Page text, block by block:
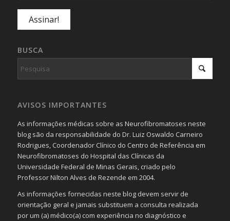
BUSCA
AVISOS IMPORTANTES
As informações médicas sobre as Neurofibromatoses neste
blog são da responsabilidade do Dr. Luiz Oswaldo Carneiro
Rodrigues, Coordenador Clínico do Centro de Referência em
Neurofibromatoses do Hospital das Clínicas da
Universidade Federal de Minas Gerais, criado pelo
Professor Nilton Alves de Rezende em 2004.
As informações fornecidas neste blog devem servir de
orientação geral e jamais substituem a consulta realizada
por um (a) médico(a) com experiência no diagnóstico e